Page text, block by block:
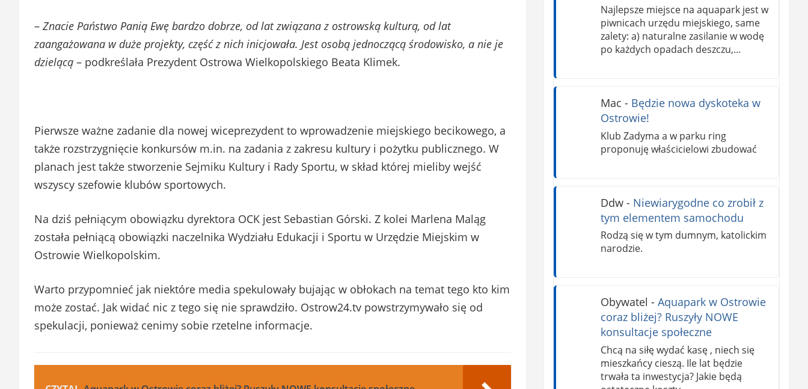
– Znacie Państwo Panią Ewę bardzo dobrze, od lat związana z ostrowską kulturą, od lat
zaangażowana w duże projekty, część z nich inicjowała. Jest osobą jednoczącą środowisko, a nie je
dzielącą – podkreślała Prezydent Ostrowa Wielkopolskiego Beata Klimek.
Pierwsze ważne zadanie dla nowej wiceprezydent to wprowadzenie miejskiego becikowego, a
także rozstrzygnięcie konkursów m.in. na zadania z zakresu kultury i pożytku publicznego. W
planach jest także stworzenie Sejmiku Kultury i Rady Sportu, w skład której mieliby wejść
wszyscy szefowie klubów sportowych.
Na dziś pełniącym obowiązku dyrektora OCK jest Sebastian Górski. Z kolei Marlena Maląg
została pełniącą obowiązki naczelnika Wydziału Edukacji i Sportu w Urzędzie Miejskim w
Ostrowie Wielkopolskim.
Warto przypomnieć jak niektóre media spekulowały bujając w obłokach na temat tego kto kim
może zostać. Jak widać nic z tego się nie sprawdziło. Ostrow24.tv powstrzymywało się od
spekulacji, ponieważ cenimy sobie rzetelne informacje.
Najlepsze miejsce na aquapark jest w
piwnicach urzędu miejskiego, same
zalety: a) naturalne zasilanie w wodę
po każdych opadach deszczu,…
Mac - Będzie nowa dyskoteka w
Ostrowie!
Klub Zadyma a w parku ring
proponuję właścicielowi zbudować
Ddw- Niewiarygodne co zrobił z
tym elementem samochodu
Rodzą się w tym dumnym, katolickim
narodzie.
Obywatel - Aquapark w Ostrowie
coraz bliżej? Ruszyły NOWE
konsultacje społeczne
Chcą na siłę wydać kasę , niech się
mieszkańcy cieszą. Ile lat będzie
trwała ta inwestycja? Jakie będą